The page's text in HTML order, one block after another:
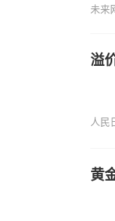
未来
溢
人民
黄